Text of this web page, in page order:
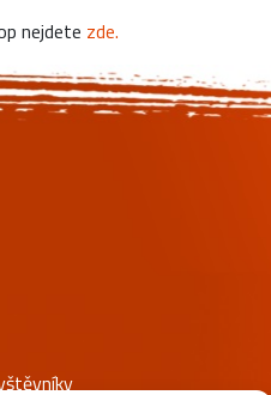
nejdete zde.